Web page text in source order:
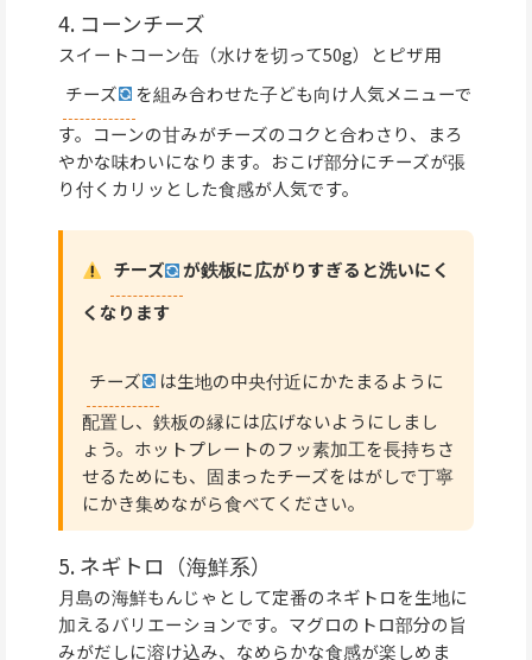
4. コーンチーズ
スイートコーン缶（水けを切って50g）とピザ用
チーズ
を組み合わせた子ども向け人気メニューで
す。コーンの甘みがチーズのコクと合わさり、まろ
やかな味わいになります。おこげ部分にチーズが張
り付くカリッとした食感が人気です。
チーズ
が鉄板に広がりすぎると洗いにく
くなります
チーズ
は生地の中央付近にかたまるように
配置し、鉄板の縁には広げないようにしまし
ょう。ホットプレートのフッ素加工を長持ちさ
せるためにも、固まったチーズをはがしで丁寧
にかき集めながら食べてください。
5. ネギトロ（海鮮系）
月島の海鮮もんじゃとして定番のネギトロを生地に
加えるバリエーションです。マグロのトロ部分の旨
みがだしに溶け込み、なめらかな食感が楽しめま